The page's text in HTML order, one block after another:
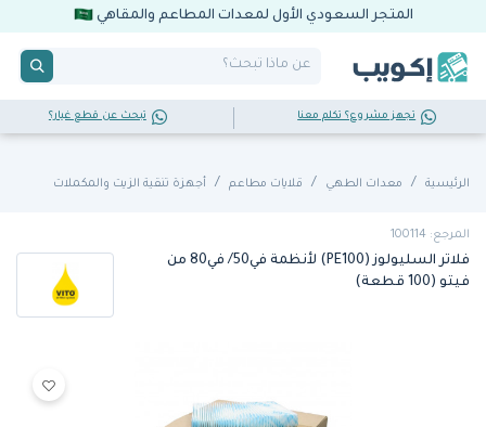
المتجر السعودي الأول لمعدات المطاعم والمقاهي
تجهز مشروع؟ تكلم معنا تبحث عن قطع غيار؟
الرئيسية معدات الطهي قلايات مطاعم أجهزة تنقية الزيت والمكملات
المرجع: 100114
فلاتر السليولوز (PE100) لأنظمة في50/ في80 من
فيتو (100 قطعة)